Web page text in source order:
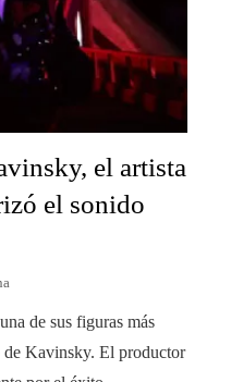
el artista
el sonido
de sus figuras más
Kavinsky. El productor